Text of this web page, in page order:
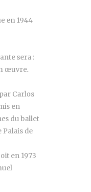
en 1944
sera :
œuvre.
Carlos
en
du ballet
Palais de
en 1973